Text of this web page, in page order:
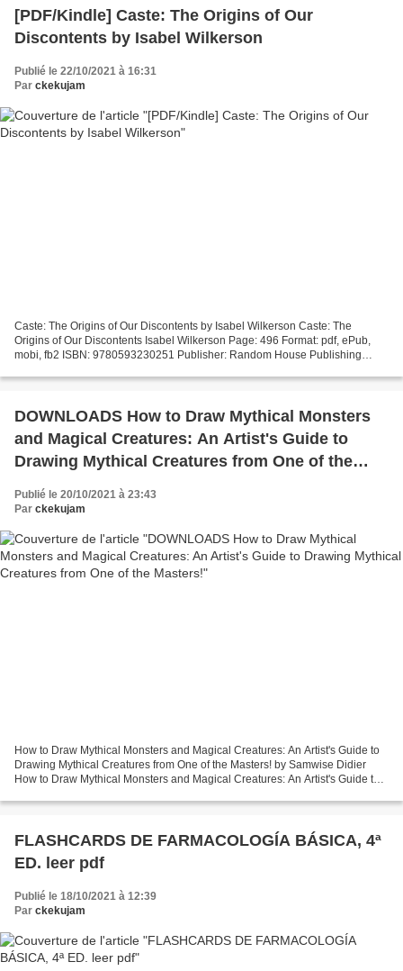
[PDF/Kindle] Caste: The Origins of Our
Discontents by Isabel Wilkerson
Publié le 22/10/2021 à 16:31
Par ckekujam
Caste: The Origins of Our Discontents by Isabel Wilkerson Caste: The
Origins of Our Discontents Isabel Wilkerson Page: 496 Format: pdf, ePub,
mobi, fb2 ISBN: 9780593230251 Publisher: Random House Publishing
DOWNLOADS How to Draw Mythical Monsters
and Magical Creatures: An Artist's Guide to
Drawing Mythical Creatures from One of the
Masters!
Publié le 20/10/2021 à 23:43
Par ckekujam
How to Draw Mythical Monsters and Magical Creatures: An Artist's Guide to
Drawing Mythical Creatures from One of the Masters! by Samwise Didier
How to Draw Mythical Monsters and Magical Creatures: An Artist's Guide to
FLASHCARDS DE FARMACOLOGÍA BÁSICA, 4ª
ED. leer pdf
Publié le 18/10/2021 à 12:39
Par ckekujam